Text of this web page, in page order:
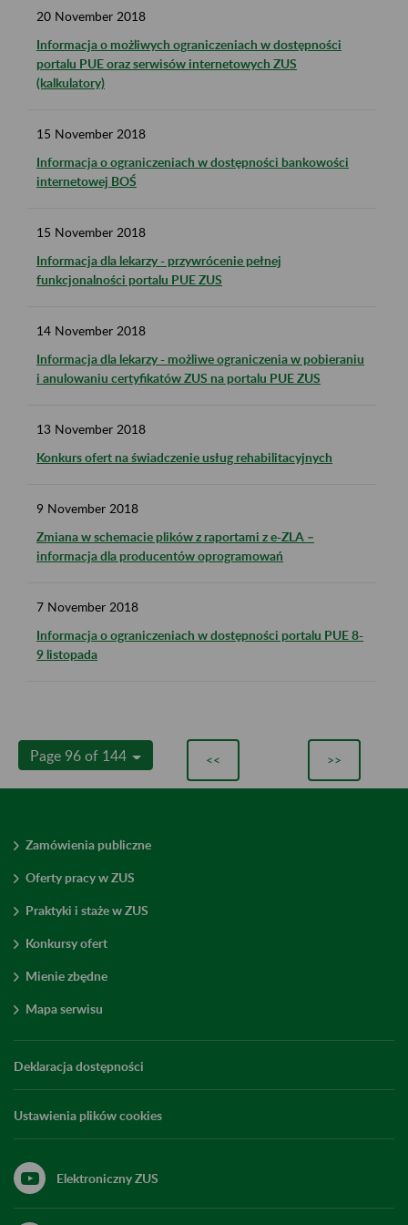
20 November 2018
Informacja o możliwych ograniczeniach w dostępności
portalu PUE oraz serwisów internetowych ZUS
(kalkulatory)
15 November 2018
Informacja o ograniczeniach w dostępności bankowości
internetowej BOŚ
15 November 2018
Informacja dla lekarzy - przywrócenie pełnej
funkcjonalności portalu PUE ZUS
14 November 2018
Informacja dla lekarzy - możliwe ograniczenia w pobieraniu
i anulowaniu certyfikatów ZUS na portalu PUE ZUS
13 November 2018
Konkurs ofert na świadczenie usług rehabilitacyjnych
9 November 2018
Zmiana w schemacie plików z raportami z e-ZLA –
informacja dla producentów oprogramowań
7 November 2018
Informacja o ograniczeniach w dostępności portalu PUE 8-
9 listopada
Page 96 of 144 << >>
Zamówienia publiczne
Oferty pracy w ZUS
Praktyki i staże w ZUS
Konkursy ofert
Mienie zbędne
Mapa serwisu
Deklaracja dostępności
Ustawienia plików cookies
Elektroniczny ZUS